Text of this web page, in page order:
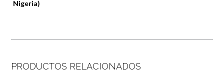
Nigeria)
PRODUCTOS RELACIONADOS